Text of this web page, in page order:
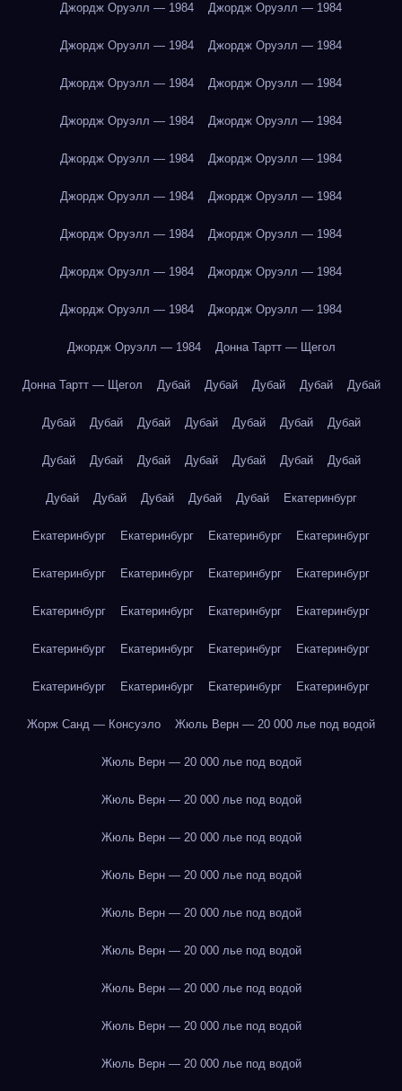
Джордж Оруэлл — 1984 Джордж Оруэлл — 1984
Джордж Оруэлл — 1984 Джордж Оруэлл — 1984
Джордж Оруэлл — 1984 Джордж Оруэлл — 1984
Джордж Оруэлл — 1984 Джордж Оруэлл — 1984
Джордж Оруэлл — 1984 Джордж Оруэлл — 1984
Джордж Оруэлл — 1984 Джордж Оруэлл — 1984
Джордж Оруэлл — 1984 Джордж Оруэлл — 1984
Джордж Оруэлл — 1984 Джордж Оруэлл — 1984
Джордж Оруэлл — 1984 Джордж Оруэлл — 1984
Джордж Оруэлл — 1984 Донна Тартт — Щегол
Донна Тартт — Щегол Дубай Дубай Дубай Дубай Дубай
Дубай Дубай Дубай Дубай Дубай Дубай Дубай
Дубай Дубай Дубай Дубай Дубай Дубай Дубай
Дубай Дубай Дубай Дубай Дубай Екатеринбург
Екатеринбург Екатеринбург Екатеринбург Екатеринбург
Екатеринбург Екатеринбург Екатеринбург Екатеринбург
Екатеринбург Екатеринбург Екатеринбург Екатеринбург
Екатеринбург Екатеринбург Екатеринбург Екатеринбург
Екатеринбург Екатеринбург Екатеринбург Екатеринбург
Жорж Санд — Консуэло Жюль Верн — 20 000 лье под водой
Жюль Верн — 20 000 лье под водой
Жюль Верн — 20 000 лье под водой
Жюль Верн — 20 000 лье под водой
Жюль Верн — 20 000 лье под водой
Жюль Верн — 20 000 лье под водой
Жюль Верн — 20 000 лье под водой
Жюль Верн — 20 000 лье под водой
Жюль Верн — 20 000 лье под водой
Жюль Верн — 20 000 лье под водой